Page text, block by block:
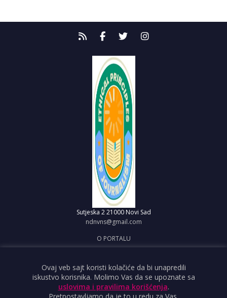
Sutjeska 2 21000 Novi Sad
ndnvns@gmail.com
O PORTALU
OBJAVI VEST
USLOVI KORIŠĆENJA
Ovaj veb sajt koristi kolačiće da bi unapredili
iskustvo korisnika. Molimo Vas da se upoznate sa
uslovima i pravilima korišćenja.